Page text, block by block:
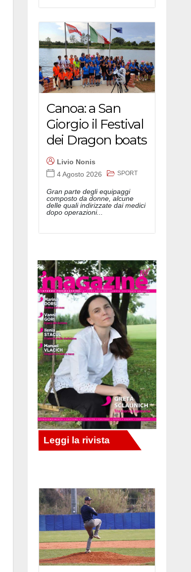
Canoa: a San
Giorgio il Festival
dei Dragon boats
Livio Nonis
4 Agosto 2026
SPORT
Gran parte degli equipaggi
composto da donne, alcune
delle quali indirizzate dai medici
dopo operazioni...